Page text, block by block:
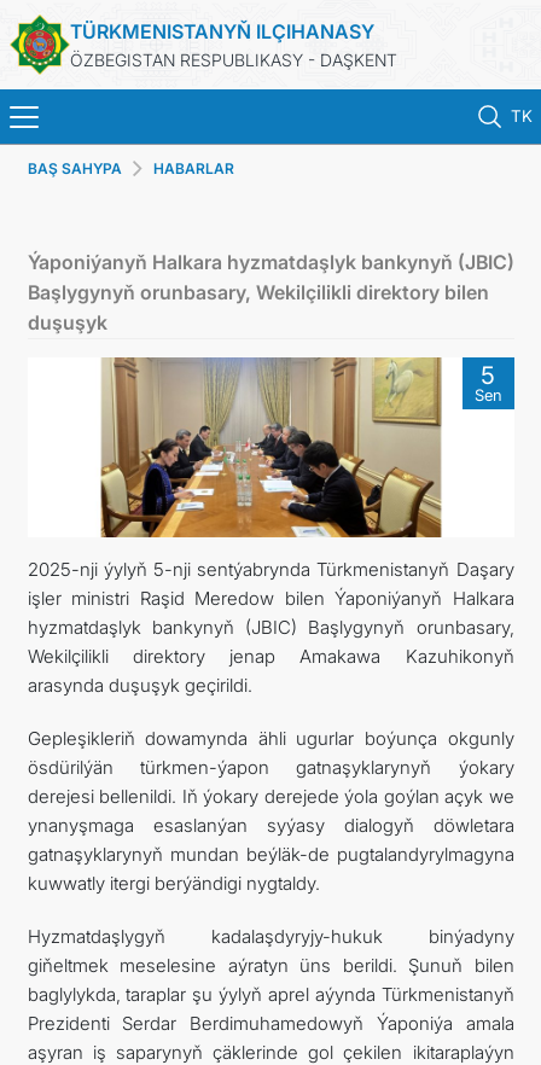
TÜRKMENISTANYŇ ILÇIHANASY
ÖZBEGISTAN RESPUBLIKASY - DAŞKENT
TK
BAŞ SAHYPA
TÜRKMENISTAN
KONSULLYK HYZMATLARY
DIM
ARAGATNAŞYK
BAŞ SAHYPA HABARLAR
Ýaponiýanyň Halkara hyzmatdaşlyk bankynyň (JBIC)
Başlygynyň orunbasary, Wekilçilikli direktory bilen
duşuşyk
5
Sen
2025-nji ýylyň 5-nji sentýabrynda Türkmenistanyň Daşary
işler ministri Raşid Meredow bilen Ýaponiýanyň Halkara
hyzmatdaşlyk bankynyň (JBIC) Başlygynyň orunbasary,
Wekilçilikli direktory jenap Amakawa Kazuhikonyň
arasynda duşuşyk geçirildi.
Gepleşikleriň dowamynda ähli ugurlar boýunça okgunly
ösdürilýän türkmen-ýapon gatnaşyklarynyň ýokary
derejesi bellenildi. Iň ýokary derejede ýola goýlan açyk we
ynanyşmaga esaslanýan syýasy dialogyň döwletara
gatnaşyklarynyň mundan beýläk-de pugtalandyrylmagyna
kuwwatly itergi berýändigi nygtaldy.
Hyzmatdaşlygyň kadalaşdyryjy-hukuk binýadyny
giňeltmek meselesine aýratyn üns berildi. Şunuň bilen
baglylykda, taraplar şu ýylyň aprel aýynda Türkmenistanyň
Prezidenti Serdar Berdimuhamedowyň Ýaponiýa amala
aşyran iş saparynyň çäklerinde gol çekilen ikitaraplaýyn